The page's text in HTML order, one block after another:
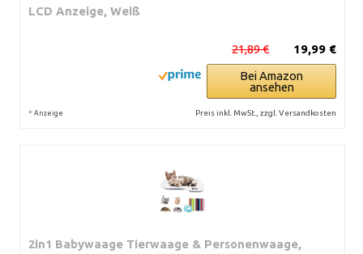
LCD Anzeige, Weiß
19,99 €
21,89 €
Bei Amazon
ansehen
* Anzeige Preis inkl. MwSt., zzgl. Versandkosten
2in1 Babywaage Tierwaage & Personenwaage,